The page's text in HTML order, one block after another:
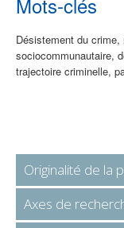
Désistement du
sociocommunautaire,
trajectoire criminelle,
Originalité de la
Axes de